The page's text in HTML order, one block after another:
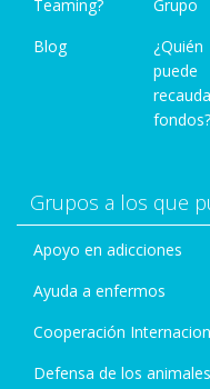
Teaming?
Blog
Grupo
¿Quién
puede
fondos?
Grupos a los que
Apoyo en adicciones
Ayuda a enfermos
Cooperación
Defensa de los animales